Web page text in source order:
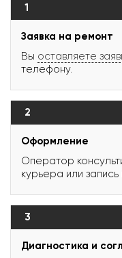
1
Заявка на ремонт
Вы оставляете
телефону.
2
Оформление
Оператор
курьера или
3
Диагностика и